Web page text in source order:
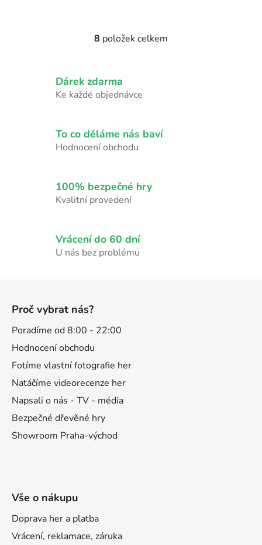
O
d
í
p
k
y
p
i
8 položek celkem
Dárek zdarma
Ke každé objednávce
To co děláme nás baví
Hodnocení obchodu
100% bezpečné hry
Kvalitní provedení
Vrácení do 60 dní
U nás bez problému
Proč vybrat nás?
Poradíme od 8:00 - 22:00
Hodnocení obchodu
Fotíme vlastní fotografie her
Natáčíme videorecenze her
Napsali o nás - TV - média
Bezpečné dřevěné hry
Showroom Praha-východ
Vše o nákupu
Doprava her a platba
Vrácení, reklamace, záruka